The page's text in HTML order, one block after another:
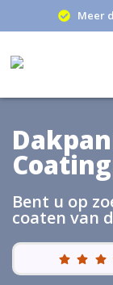
Meer
Bent u op
coaten van